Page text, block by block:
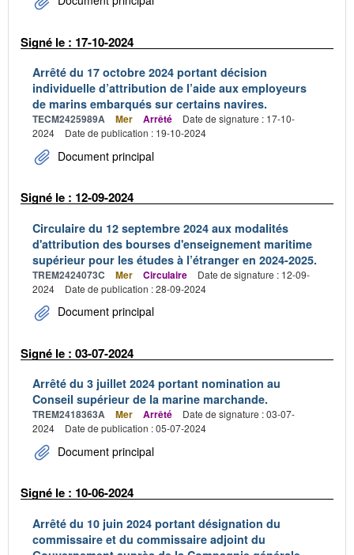
Signé le : 17-10-2024
Arrêté du 17 octobre 2024 portant décision
individuelle d’attribution de l’aide aux employeurs
de marins embarqués sur certains navires.
TECM2425989A Mer Arrêté
Date de signature : 17-10-
2024
Date de publication : 19-10-2024
Document principal
Signé le : 12-09-2024
Circulaire du 12 septembre 2024 aux modalités
d'attribution des bourses d'enseignement maritime
supérieur pour les études à l’étranger en 2024-2025.
TREM2424073C Mer Circulaire
Date de signature : 12-09-
2024
Date de publication : 28-09-2024
Document principal
Signé le : 03-07-2024
Arrêté du 3 juillet 2024 portant nomination au
Conseil supérieur de la marine marchande.
TREM2418363A Mer Arrêté
Date de signature : 03-07-
2024
Date de publication : 05-07-2024
Document principal
Signé le : 10-06-2024
Arrêté du 10 juin 2024 portant désignation du
commissaire et du commissaire adjoint du